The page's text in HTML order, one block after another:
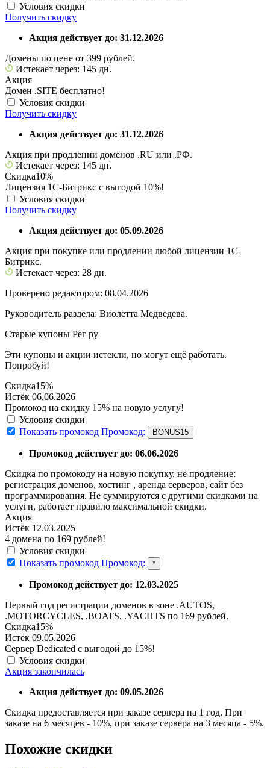
Условия скидки
Получить скидку
Акция действует до: 31.12.2026
Домены по цене от 399 рублей.
Истекает через: 145 дн.
Акция
Домен .SITE бесплатно!
Условия скидки
Получить скидку
Акция действует до: 31.12.2026
Акция при продлении доменов .RU или .РФ.
Истекает через: 145 дн.
Скидка10%
Лицензия 1С-Битрикс с выгодой 10%!
Условия скидки
Получить скидку
Акция действует до: 05.09.2026
Акция при покупке или продлении любой лицензии 1С-
Битрикс.
Истекает через: 28 дн.
Проверено редактором: 08.04.2026
Руководитель раздела: Виолетта Медведева.
Старые купоны Рег ру
Эти купоны и акции истекли, но могут ещё работать.
Попробуй!
Скидка15%
Истёк 06.06.2026
Промокод на скидку 15% на новую услугу!
Условия скидки
Показать промокод Промокод: BONUS15
Промокод действует до: 06.06.2026
Скидка по промокоду на новую покупку, не продление:
регистрация доменов, хостинг , аренда серверов, сайт без
программирования. Не суммируются с другими скидками на
услуги, работает правило максимальной скидки.
Акция
Истёк 12.03.2025
4 домена по 169 рублей!
Условия скидки
Показать промокод Промокод: *
Промокод действует до: 12.03.2025
Первый год регистрации доменов в зоне .AUTOS,
.MOTORCYCLES, .BOATS, .YACHTS по 169 рублей.
Скидка15%
Истёк 09.05.2026
Сервер Dedicated с выгодой до 15%!
Условия скидки
Акция закончилась
Акция действует до: 09.05.2026
Скидка предоставляется при заказе сервера на 1 год. При
заказе на 6 месяцев - 10%, при заказе сервера на 3 месяца - 5%.
Похожие скидки